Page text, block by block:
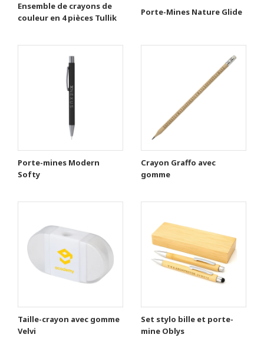
Ensemble de crayons de
couleur en 4 pièces Tullik
Porte-Mines Nature Glide
Porte-mines Modern
Softy
Crayon Graffo avec
gomme
Taille-crayon avec gomme
Velvi
Set stylo bille et porte-
mine Oblys